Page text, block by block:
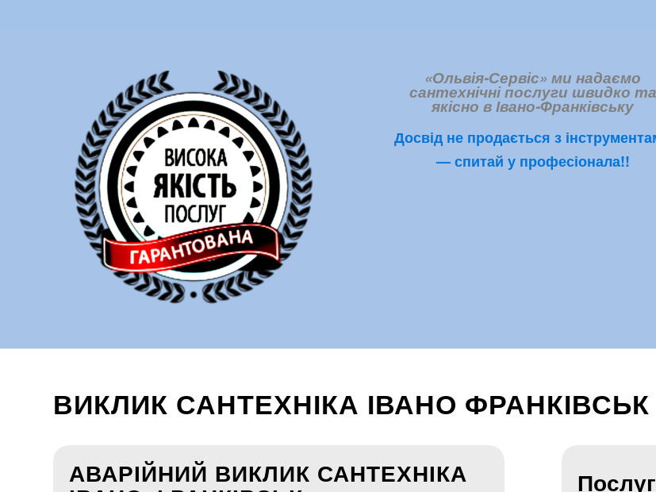
«Ольвія-Сервіс» ми надаємо
сантехнічні послуги швидко та
якісно в Івано-Франківську
Досвід не продається з
— спитай у професіонала!!
ВИКЛИК САНТЕХНІКА ІВАНО ФРАНКІВСЬК
АВАРІЙНИЙ ВИКЛИК САНТЕХНІКА